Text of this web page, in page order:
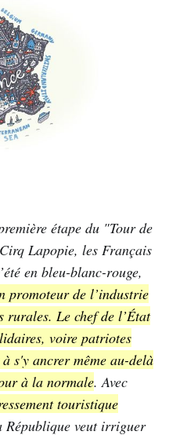
étape du "Tour de
Lapopie, les Français
en bleu-blanc-rouge,
promoteur de l’industrie
rurales. Le chef de l’État
voire patriotes
s'y ancrer même au-delà
à la normale. Avec
touristique
République veut irriguer